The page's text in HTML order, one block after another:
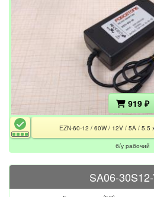
919 ₽
EZN-60-12 / 60W / 12V / 5A / 5.5
б/у рабочий
SA06-